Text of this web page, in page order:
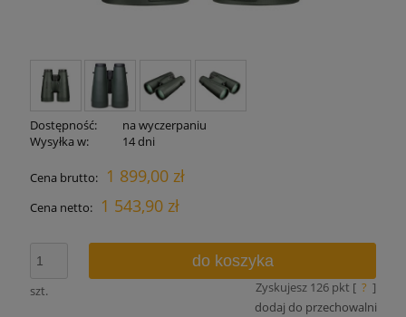
Dostępność:
na wyczerpaniu
Wysyłka w:
14 dni
Cena brutto: 1 899,00 zł
Cena netto: 1 543,90 zł
szt.
do koszyka
Zyskujesz 126 pkt [ ? ]
dodaj do przechowalni